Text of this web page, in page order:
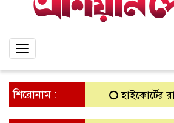
Toggle
শিরোনাম : হাইকোর্টের রায়